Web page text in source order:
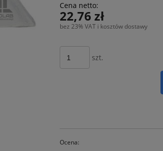
Cena netto:
22,76 zł
bez 23% VAT i kosztów dostawy
szt.
Ocena: